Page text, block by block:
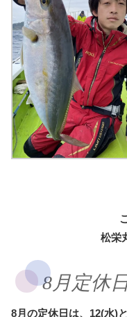
松栄
8月定休
8月の定休日は、12(水)